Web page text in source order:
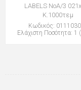
LABELS ΝοΑ/3
Κ.1000τεμ
Κωδικός:
Ελάχιστη Ποσότητα: 1